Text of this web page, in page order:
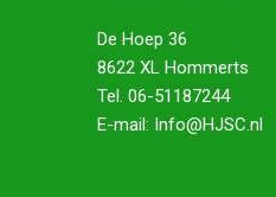
De Hoep 36
8622 XL Hommerts
Tel. 06-51187244
E-mail: Info@HJSC.nl